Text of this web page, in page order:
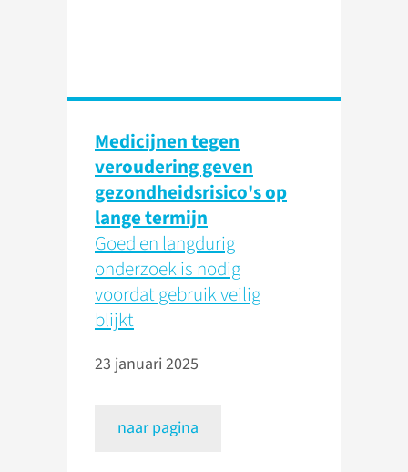
Medicijnen tegen
veroudering geven
gezondheidsrisico's op
lange termijn
Goed en langdurig
onderzoek is nodig
voordat gebruik veilig
blijkt
23 januari 2025
naar pagina